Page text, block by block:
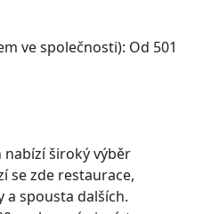
ve společnosti): Od 501
široký výběr
se zde restaurace,
spousta dalších.